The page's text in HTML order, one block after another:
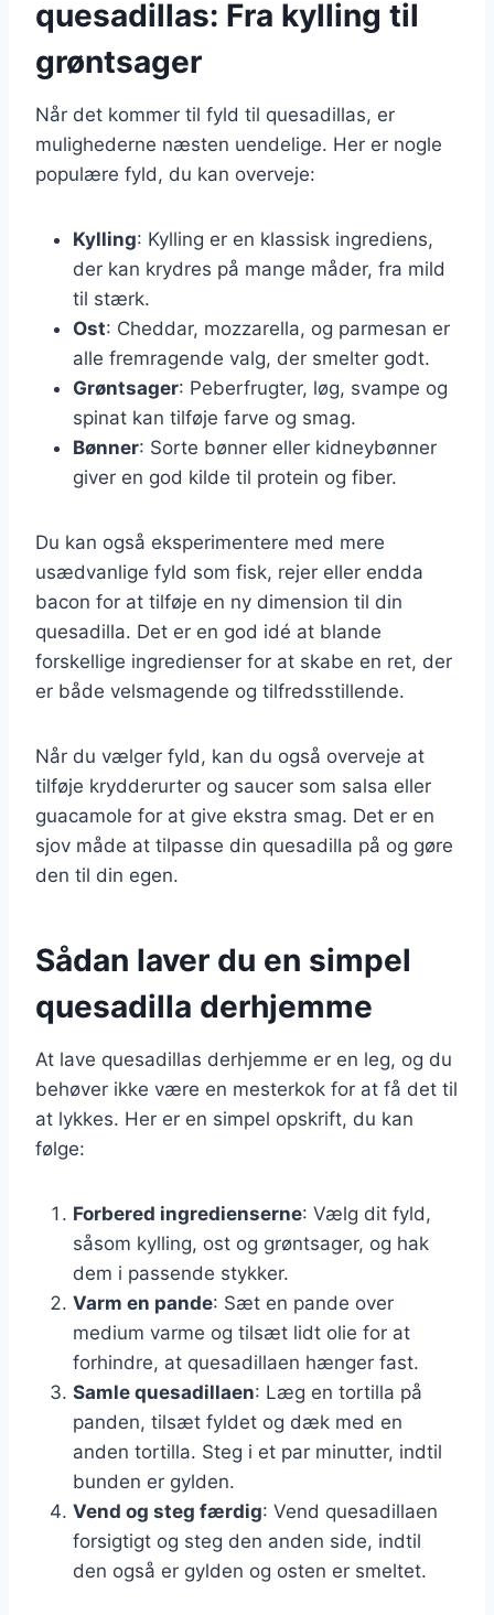
quesadillas: Fra kylling til
grøntsager
Når det kommer til fyld til quesadillas, er
mulighederne næsten uendelige. Her er nogle
populære fyld, du kan overveje:
Kylling: Kylling er en klassisk ingrediens,
der kan krydres på mange måder, fra mild
til stærk.
Ost: Cheddar, mozzarella, og parmesan er
alle fremragende valg, der smelter godt.
Grøntsager: Peberfrugter, løg, svampe og
spinat kan tilføje farve og smag.
Bønner: Sorte bønner eller kidneybønner
giver en god kilde til protein og fiber.
Du kan også eksperimentere med mere
usædvanlige fyld som fisk, rejer eller endda
bacon for at tilføje en ny dimension til din
quesadilla. Det er en god idé at blande
forskellige ingredienser for at skabe en ret, der
er både velsmagende og tilfredsstillende.
Når du vælger fyld, kan du også overveje at
tilføje krydderurter og saucer som salsa eller
guacamole for at give ekstra smag. Det er en
sjov måde at tilpasse din quesadilla på og gøre
den til din egen.
Sådan laver du en simpel
quesadilla derhjemme
At lave quesadillas derhjemme er en leg, og du
behøver ikke være en mesterkok for at få det til
at lykkes. Her er en simpel opskrift, du kan
følge:
Forbered ingredienserne: Vælg dit fyld,
såsom kylling, ost og grøntsager, og hak
dem i passende stykker.
Varm en pande: Sæt en pande over
medium varme og tilsæt lidt olie for at
forhindre, at quesadillaen hænger fast.
Samle quesadillaen: Læg en tortilla på
panden, tilsæt fyldet og dæk med en
anden tortilla. Steg i et par minutter, indtil
bunden er gylden.
Vend og steg færdig: Vend quesadillaen
forsigtigt og steg den anden side, indtil
den også er gylden og osten er smeltet.